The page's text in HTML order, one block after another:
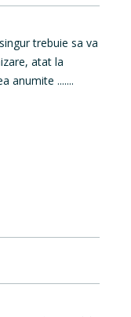
trebuie sa va
atat la
anumite .......